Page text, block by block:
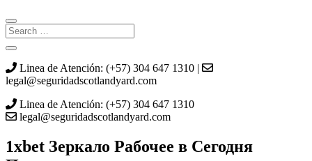
Linea de Atención: (+57) 304 647 1310 |
legal@seguridadscotlandyard.com
Linea de Atención: (+57) 304 647 1310
legal@seguridadscotlandyard.com
1xbet Зеркало Рабочее в Сегодня